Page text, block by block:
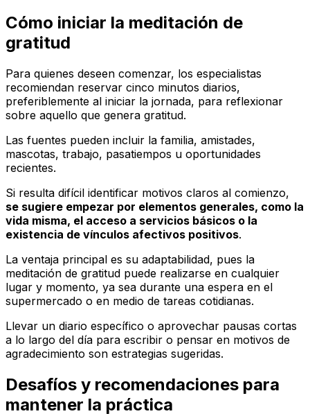
Cómo iniciar la meditación de
gratitud
Para quienes deseen comenzar, los especialistas
recomiendan reservar cinco minutos diarios,
preferiblemente al iniciar la jornada, para reflexionar
sobre aquello que genera gratitud.
Las fuentes pueden incluir la familia, amistades,
mascotas, trabajo, pasatiempos u oportunidades
recientes.
Si resulta difícil identificar motivos claros al comienzo,
se sugiere empezar por elementos generales, como la
vida misma, el acceso a servicios básicos o la
existencia de vínculos afectivos positivos.
La ventaja principal es su adaptabilidad, pues la
meditación de gratitud puede realizarse en cualquier
lugar y momento, ya sea durante una espera en el
supermercado o en medio de tareas cotidianas.
Llevar un diario específico o aprovechar pausas cortas
a lo largo del día para escribir o pensar en motivos de
agradecimiento son estrategias sugeridas.
Desafíos y recomendaciones para
mantener la práctica